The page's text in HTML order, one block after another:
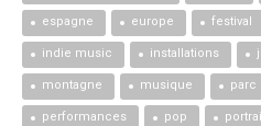
espagne europe festival
indie music installations
montagne musique parc
performances pop